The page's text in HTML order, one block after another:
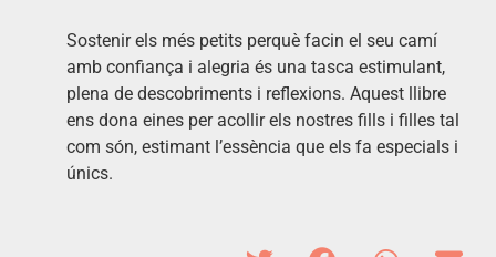
Sostenir els més petits perquè facin el seu camí
amb confiança i alegria és una tasca estimulant,
plena de descobriments i reflexions. Aquest llibre
ens dona eines per acollir els nostres fills i filles tal
com són, estimant l’essència que els fa especials i
únics.